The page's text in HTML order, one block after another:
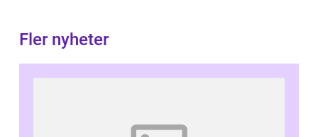
Fler nyheter